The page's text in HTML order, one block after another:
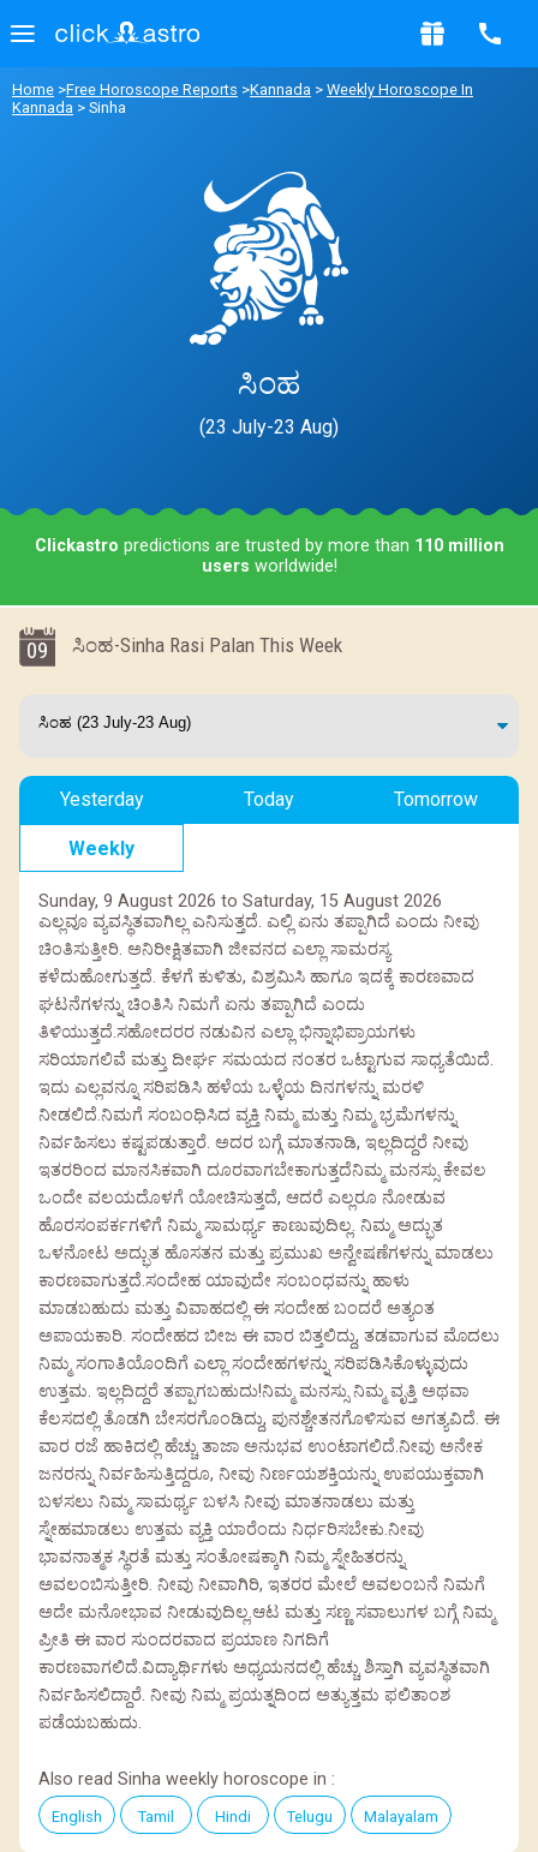
Home >Free Horoscope Reports >Kannada > Weekly Horoscope In
Kannada > Sinha
ಸಿಂಹ
(23 July-23 Aug)
Clickastro predictions are trusted by more than 110 million
users worldwide!
09 ಸಿಂಹ-Sinha Rasi Palan This Week
Yesterday Today Tomorrow
Weekly
Sunday, 9 August 2026 to Saturday, 15 August 2026
ಎಲ್ಲವೂ ವ್ಯವಸ್ಥಿತವಾಗಿಲ್ಲ ಎನಿಸುತ್ತದೆ. ಎಲ್ಲಿ ಏನು ತಪ್ಪಾಗಿದೆ ಎಂದು ನೀವು
ಚಿಂತಿಸುತ್ತೀರಿ. ಅನಿರೀಕ್ಷಿತವಾಗಿ ಜೀವನದ ಎಲ್ಲಾ ಸಾಮರಸ್ಯ
ಕಳೆದುಹೋಗುತ್ತದೆ. ಕೆಳಗೆ ಕುಳಿತು, ವಿಶ್ರಮಿಸಿ ಹಾಗೂ ಇದಕ್ಕೆ ಕಾರಣವಾದ
ಘಟನೆಗಳನ್ನು ಚಿಂತಿಸಿ ನಿಮಗೆ ಏನು ತಪ್ಪಾಗಿದೆ ಎಂದು
ತಿಳಿಯುತ್ತದೆ.ಸಹೋದರರ ನಡುವಿನ ಎಲ್ಲಾ ಭಿನ್ನಾಭಿಪ್ರಾಯಗಳು
ಸರಿಯಾಗಲಿವೆ ಮತ್ತು ದೀರ್ಘ ಸಮಯದ ನಂತರ ಒಟ್ಟಾಗುವ ಸಾಧ್ಯತೆಯಿದೆ.
ಇದು ಎಲ್ಲವನ್ನೂ ಸರಿಪಡಿಸಿ ಹಳೆಯ ಒಳ್ಳೆಯ ದಿನಗಳನ್ನು ಮರಳಿ
ನೀಡಲಿದೆ.ನಿಮಗೆ ಸಂಬಂಧಿಸಿದ ವ್ಯಕ್ತಿ ನಿಮ್ಮ ಮತ್ತು ನಿಮ್ಮ ಭ್ರಮೆಗಳನ್ನು
ನಿರ್ವಹಿಸಲು ಕಷ್ಟಪಡುತ್ತಾರೆ. ಅದರ ಬಗ್ಗೆ ಮಾತನಾಡಿ, ಇಲ್ಲದಿದ್ದರೆ ನೀವು
ಇತರರಿಂದ ಮಾನಸಿಕವಾಗಿ ದೂರವಾಗಬೇಕಾಗುತ್ತದೆನಿಮ್ಮ ಮನಸ್ಸು ಕೇವಲ
ಒಂದೇ ವಲಯದೊಳಗೆ ಯೋಚಿಸುತ್ತದೆ, ಆದರೆ ಎಲ್ಲರೂ ನೋಡುವ
ಹೊರಸಂಪರ್ಕಗಳಿಗೆ ನಿಮ್ಮ ಸಾಮರ್ಥ್ಯ ಕಾಣುವುದಿಲ್ಲ. ನಿಮ್ಮ ಅದ್ಭುತ
ಒಳನೋಟ ಅದ್ಭುತ ಹೊಸತನ ಮತ್ತು ಪ್ರಮುಖ ಅನ್ವೇಷಣೆಗಳನ್ನು ಮಾಡಲು
ಕಾರಣವಾಗುತ್ತದೆ.ಸಂದೇಹ ಯಾವುದೇ ಸಂಬಂಧವನ್ನು ಹಾಳು
ಮಾಡಬಹುದು ಮತ್ತು ವಿವಾಹದಲ್ಲಿ ಈ ಸಂದೇಹ ಬಂದರೆ ಅತ್ಯಂತ
ಅಪಾಯಕಾರಿ. ಸಂದೇಹದ ಬೀಜ ಈ ವಾರ ಬಿತ್ತಲಿದ್ದು, ತಡವಾಗುವ ಮೊದಲು
ನಿಮ್ಮ ಸಂಗಾತಿಯೊಂದಿಗೆ ಎಲ್ಲಾ ಸಂದೇಹಗಳನ್ನು ಸರಿಪಡಿಸಿಕೊಳ್ಳುವುದು
ಉತ್ತಮ. ಇಲ್ಲದಿದ್ದರೆ ತಪ್ಪಾಗಬಹುದು!ನಿಮ್ಮ ಮನಸ್ಸು ನಿಮ್ಮ ವೃತ್ತಿ ಅಥವಾ
ಕೆಲಸದಲ್ಲಿ ತೊಡಗಿ ಬೇಸರಗೊಂಡಿದ್ದು, ಪುನಶ್ಚೇತನಗೊಳಿಸುವ ಅಗತ್ಯವಿದೆ. ಈ
ವಾರ ರಜೆ ಹಾಕಿದಲ್ಲಿ ಹೆಚ್ಚು ತಾಜಾ ಅನುಭವ ಉಂಟಾಗಲಿದೆ.ನೀವು ಅನೇಕ
ಜನರನ್ನು ನಿರ್ವಹಿಸುತ್ತಿದ್ದರೂ, ನೀವು ನಿರ್ಣಯಶಕ್ತಿಯನ್ನು ಉಪಯುಕ್ತವಾಗಿ
ಬಳಸಲು ನಿಮ್ಮ ಸಾಮರ್ಥ್ಯ ಬಳಸಿ ನೀವು ಮಾತನಾಡಲು ಮತ್ತು
ಸ್ನೇಹಮಾಡಲು ಉತ್ತಮ ವ್ಯಕ್ತಿ ಯಾರೆಂದು ನಿರ್ಧರಿಸಬೇಕು.ನೀವು
ಭಾವನಾತ್ಮಕ ಸ್ಥಿರತೆ ಮತ್ತು ಸಂತೋಷಕ್ಕಾಗಿ ನಿಮ್ಮ ಸ್ನೇಹಿತರನ್ನು
ಅವಲಂಬಿಸುತ್ತೀರಿ. ನೀವು ನೀವಾಗಿರಿ, ಇತರರ ಮೇಲೆ ಅವಲಂಬನೆ ನಿಮಗೆ
ಅದೇ ಮನೋಭಾವ ನೀಡುವುದಿಲ್ಲ.ಆಟ ಮತ್ತು ಸಣ್ಣ ಸವಾಲುಗಳ ಬಗ್ಗೆ ನಿಮ್ಮ
ಪ್ರೀತಿ ಈ ವಾರ ಸುಂದರವಾದ ಪ್ರಯಾಣ ನಿಗದಿಗೆ
ಕಾರಣವಾಗಲಿದೆ.ವಿದ್ಯಾರ್ಥಿಗಳು ಅಧ್ಯಯನದಲ್ಲಿ ಹೆಚ್ಚು ಶಿಸ್ತಾಗಿ ವ್ಯವಸ್ಥಿತವಾಗಿ
ನಿರ್ವಹಿಸಲಿದ್ದಾರೆ. ನೀವು ನಿಮ್ಮ ಪ್ರಯತ್ನದಿಂದ ಅತ್ಯುತ್ತಮ ಫಲಿತಾಂಶ
ಪಡೆಯಬಹುದು.
Also read Sinha weekly horoscope in :
English Tamil Hindi Telugu Malayalam